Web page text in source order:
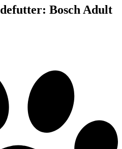
Bosch Adult